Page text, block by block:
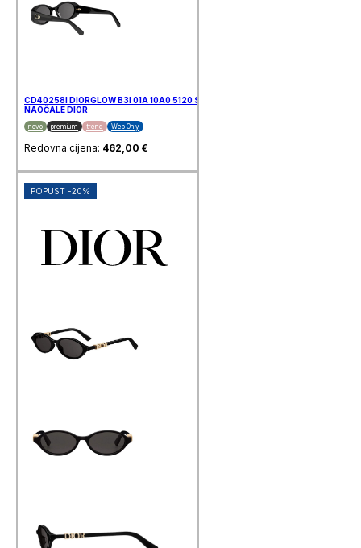
CD40258I DIORGLOW B3I 01A 10A0 5120 SUNČANE
NAOČALE DIOR
novo premium trend Web Only
Redovna cijena: 462,00 €
POPUST -20%